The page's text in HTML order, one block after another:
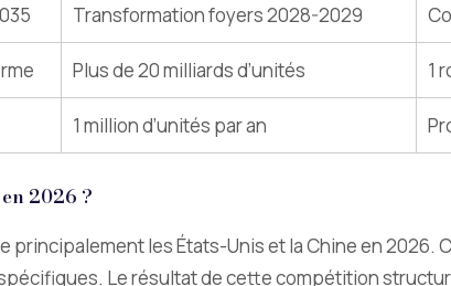
Transformation foyers 2028-2029
Plus de 20 milliards d’unités 1
1 million d’unités par an
2026 ?
les États-Unis et la Chine en 2026.
Le résultat de cette compétition